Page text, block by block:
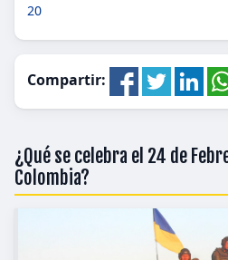
20
Compartir:
¿Qué se celebra el 24 de
Colombia?